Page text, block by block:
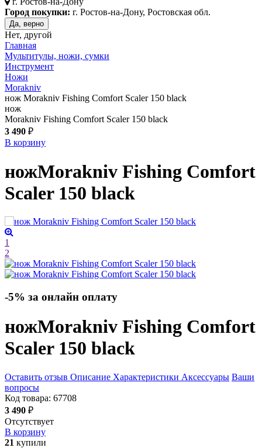
Город покупки: г. Ростов-на-Дону, Ростовская обл.
Да, верно
Нет, другой
Главная
Мультитулы, ножи, сумки
Инструмент
Ножи
Morakniv
нож Morakniv Fishing Comfort Scaler 150 black
нож
Morakniv Fishing Comfort Scaler 150 black
3 490 ₽
В корзину
ножMorakniv Fishing Comfort
Scaler 150 black
1
2
-5% за онлайн оплату
ножMorakniv Fishing Comfort
Scaler 150 black
Оставить отзыв Описание Характеристики Аксессуары Ваши
вопросы
Код товара: 67708
3 490 ₽
Отсутствует
В корзину
21 купили